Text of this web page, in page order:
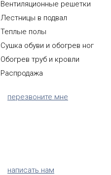
Вентиляционные решетки
Лестницы в подвал
Теплые полы
Сушка обуви и обогрев ног
Обогрев труб и кровли
Распродажа
перезвоните мне
написать нам